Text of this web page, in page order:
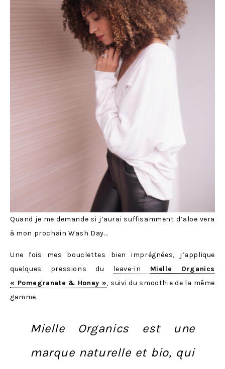
Quand je me demande si j’aurai suffisamment d’aloe vera
à mon prochain Wash Day…
Une fois mes bouclettes bien imprégnées, j’applique
quelques pressions du leave-in Mielle Organics
« Pomegranate & Honey », suivi du smoothie de la même
gamme.
Mielle Organics est une
marque naturelle et bio, qui